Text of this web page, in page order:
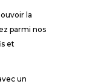
la
parmi nos
et
un